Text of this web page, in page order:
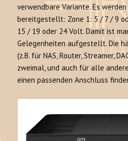
verwendbare Variante. Es
bereitgestellt: Zone 1: 5 / 7 / 9
15 / 19 oder 24 Volt. Damit ist
Gelegenheiten aufgestellt. Die
(z.B. für NAS, Router, Streamer,
zweimal, und auch für alle
einen passenden Anschluss